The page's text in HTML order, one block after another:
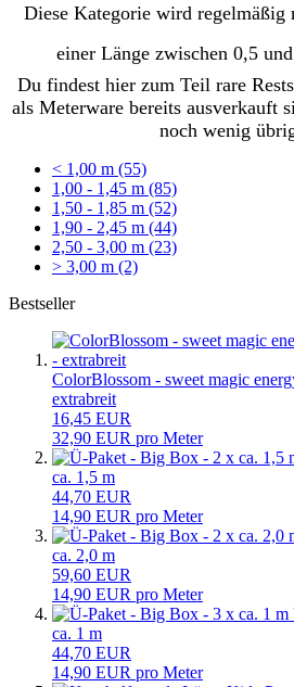
Diese Kategorie wird regelmäßig
einer Länge zwischen 0,5
Du findest hier zum Teil rare
als Meterware bereits ausverkauft
noch wenig
< 1,00 m (55)
1,00 - 1,45 m (85)
1,50 - 1,85 m (52)
1,90 - 2,45 m (44)
2,50 - 3,00 m (23)
> 3,00 m (2)
Bestseller
ColorBlossom - sweet magic
extrabreit
16,45 EUR
32,90 EUR pro Meter
ca. 1,5 m
44,70 EUR
14,90 EUR pro Meter
ca. 2,0 m
59,60 EUR
14,90 EUR pro Meter
ca. 1 m
44,70 EUR
14,90 EUR pro Meter